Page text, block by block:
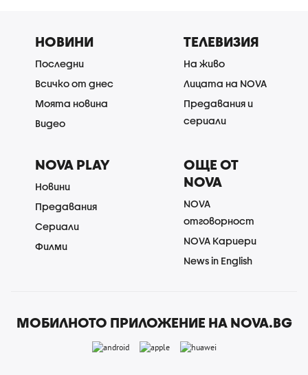
НОВИНИ
Последни
Всичко от днес
Моята новина
Видео
ТЕЛЕВИЗИЯ
На живо
Лицата на NOVA
Предавания и
сериали
NOVA PLAY
Новини
Предавания
Сериали
Филми
ОЩЕ ОТ
NOVA
NOVA
отговорност
NOVA Кариери
News in English
МОБИЛНОТО ПРИЛОЖЕНИЕ НА NOVA.BG